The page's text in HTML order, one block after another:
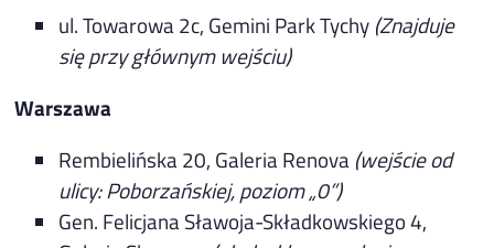
ul. Towarowa 2c, Gemini Park Tychy (Znajduje
się przy głównym wejściu)
Warszawa
Rembielińska 20, Galeria Renova (wejście od
ulicy: Poborzańskiej, poziom „0”)
Gen. Felicjana Sławoja-Składkowskiego 4,